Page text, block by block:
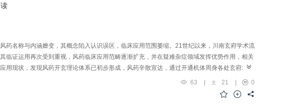
名称与内涵嬗变，其概念陷入认识误区，临床应用范围萎缩。21世纪以来，川南玄府学术流
证运用再次受到重视，风药临床应用范畴逐渐扩充，并在疑难杂症领域发挥优势作用，相关
现状，发现风药开玄理论体系已初步形成，风药辛散宣达，通过开通机体周身各处玄府发挥
，并在治疗眼病、心脑血管等系统疾病中发挥优势，被临床广泛应用。其次，总结风药开玄
结合各脏腑玄府假说探索风药开通玄府的具体机制，如祛风通窍方等风药复方、风药麻黄和葛
脑玄府重要物质基础，治疗脑缺血、脑出血、抑郁症等脑病，为风药开通玄府机制提供了证
63 | 21 |
0